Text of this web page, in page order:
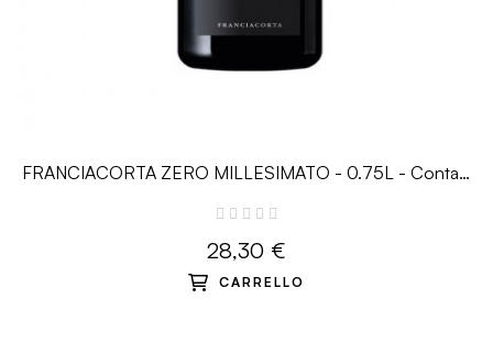
FRANCIACORTA ZERO MILLESIMATO - 0.75L - Contadi
28,30 €
CARRELLO